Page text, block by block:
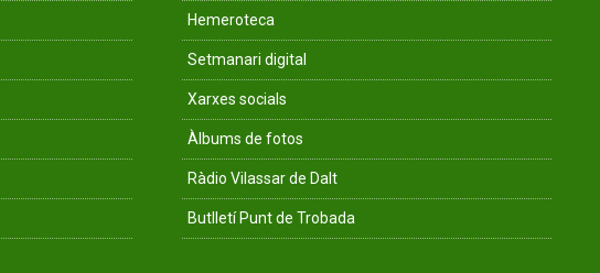
Hemeroteca
Setmanari digital
Xarxes socials
Àlbums de fotos
Ràdio Vilassar de Dalt
Butlletí Punt de Trobada